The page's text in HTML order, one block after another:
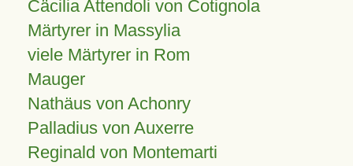
Cäcilia Attendoli von Cotignola
Märtyrer in Massylia
viele Märtyrer in Rom
Mauger
Nathäus von Achonry
Palladius von Auxerre
Reginald von Montemarti